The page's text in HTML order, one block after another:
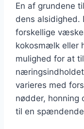
En af grundene
dens alsidighed.
forskellige
kokosmælk eller
mulighed for at
varieres med
nødder, honning
til en